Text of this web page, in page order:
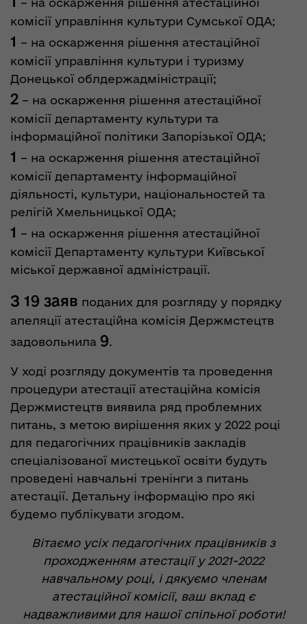
комісії управління культури Сумської ОДА;
1 – на оскарження рішення атестаційної
комісії управління культури і туризму
Донецької облдержадміністрації;
2 – на оскарження рішення атестаційної
комісії департаменту культури та
інформаційної політики Запорізької ОДА;
1 – на оскарження рішення атестаційної
комісії департаменту інформаційної
діяльності, культури, національностей та
релігій Хмельницької ОДА;
1 – на оскарження рішення атестаційної
комісії Департаменту культури Київської
міської державної адміністрації.
З 19 заяв поданих для розгляду у порядку
апеляції атестаційна комісія Держмстецтв
задовольнила 9.
У ході розгляду документів та проведення
процедури атестації атестаційна комісія
Держмистецтв виявила ряд проблемних
питань, з метою вирішення яких у 2022 році
для педагогічних працівників закладів
спеціалізованої мистецької освіти будуть
проведені навчальні тренінги з питань
атестації. Детальну інформацію про які
будемо публікувати згодом.
Вітаємо усіх педагогічних працівників з
проходженням атестації у 2021-2022
навчальному році, і дякуємо членам
атестаційної комісії, ваш вклад є
надважливими для нашої спільної роботи!